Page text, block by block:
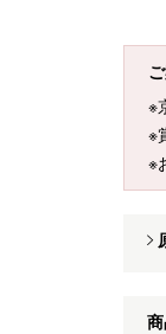
※
※
※